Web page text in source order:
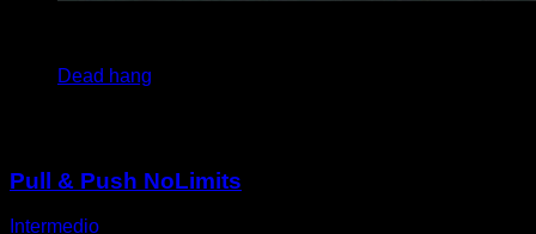
Dead hang
Pull & Push NoLimits
Intermedio